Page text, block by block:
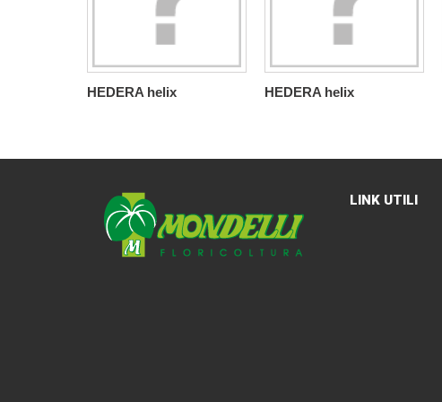
HEDERA helix HEDERA helix
LINK UTILI